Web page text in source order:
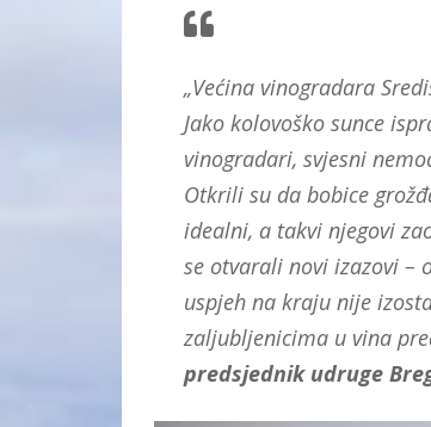
„Većina vinogradara
Jako kolovoško sunce
vinogradari, svjesni
Otkrili su da bobice
idealni, a takvi njegovi
se otvarali novi izazovi –
uspjeh na kraju nije
zaljubljenicima u vina
predsjednik udruge